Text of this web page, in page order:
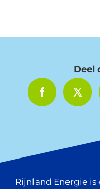
Deel
Rijnland Energie